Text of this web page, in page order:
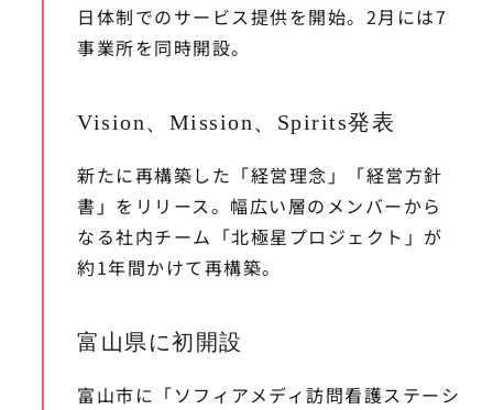
日体制でのサービス提供を開始。2月には7
事業所を同時開設。
Vision、Mission、Spirits発表
新たに再構築した「経営理念」「経営方針
書」をリリース。幅広い層のメンバーから
なる社内チーム「北極星プロジェクト」が
約1年間かけて再構築。
富山県に初開設
富山市に「ソフィアメディ訪問看護ステーシ